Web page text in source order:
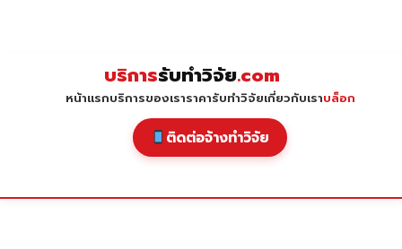
บริการรับทำวิจัย.com
หน้าแรกบริการของเราราคารับทำวิจัยเกี่ยวกับเราบล็อก
ติดต่อจ้างทำวิจัย